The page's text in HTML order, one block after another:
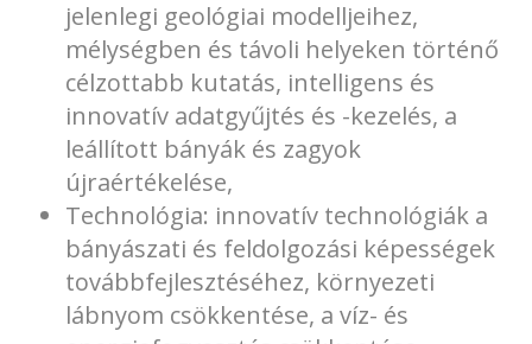
jelenlegi geológiai modelljeihez,
mélységben és távoli helyeken történő
célzottabb kutatás, intelligens és
innovatív adatgyűjtés és -kezelés, a
leállított bányák és zagyok
újraértékelése,
Technológia: innovatív technológiák a
bányászati és feldolgozási képességek
továbbfejlesztéséhez, környezeti
lábnyom csökkentése, a víz- és